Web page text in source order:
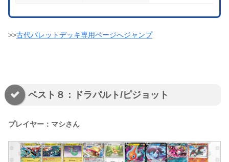
>>古代バレットデッキ専用ページへジャンプ
ベスト８：ドラパルト/ピジョット
プレイヤー：マシさん